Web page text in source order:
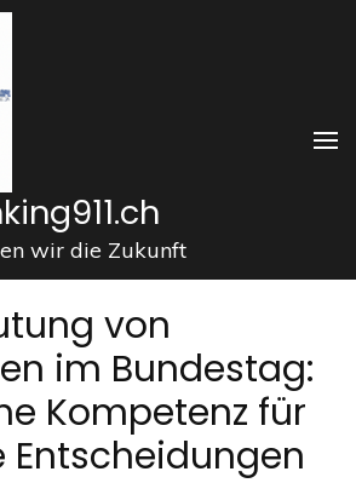
wir die Zukunft
von
im Bundestag:
Kompetenz für
Entscheidungen